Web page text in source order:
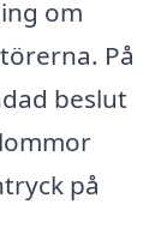
om
På
beslut
på